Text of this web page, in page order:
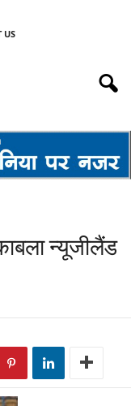
US
न्यूजीलैंड